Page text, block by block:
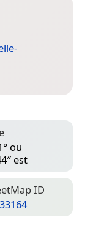
ou
est
ID